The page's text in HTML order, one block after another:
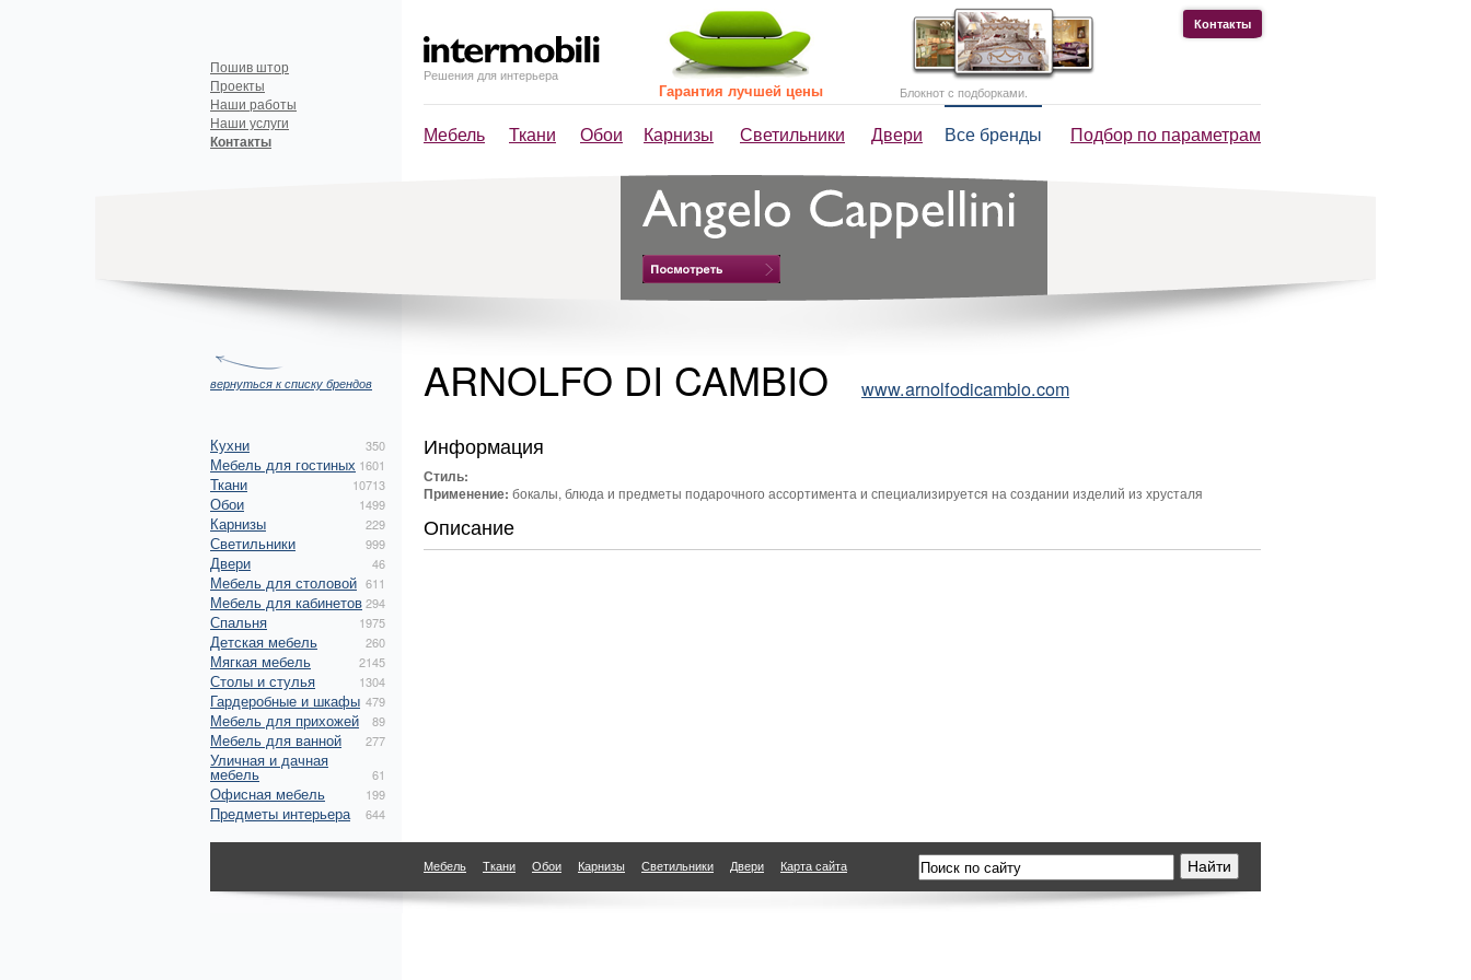
Решения для интерьера
Мебель Ткани Обои Карнизы Светильники Двери Все бренды Подбор по параметрам
Пошив штор
Проекты
Наши работы
Наши услуги
Контакты
Контакты
Гарантия лучшей цены Блокнот с подборками.
вернуться к списку брендов
Кухни 350
Мебель для гостиных 1601
Ткани 10713
Обои 1499
Карнизы 229
Светильники 999
Двери 46
Мебель для столовой 611
Мебель для кабинетов294
Спальня 1975
Детская мебель 260
Мягкая мебель 2145
Столы и стулья 1304
Гардеробные и шкафы 479
Мебель для прихожей 89
Мебель для ванной 277
Уличная и дачная
мебель 61
Офисная мебель 199
Предметы интерьера 644
ARNOLFO DI CAMBIO www.arnolfodicambio.com
Информация
Стиль:
Применение: бокалы, блюда и предметы подарочного ассортимента и специализируется на создании изделий из хрусталя
Описание
Мебель Ткани Обои Карнизы Светильники Двери Карта сайта